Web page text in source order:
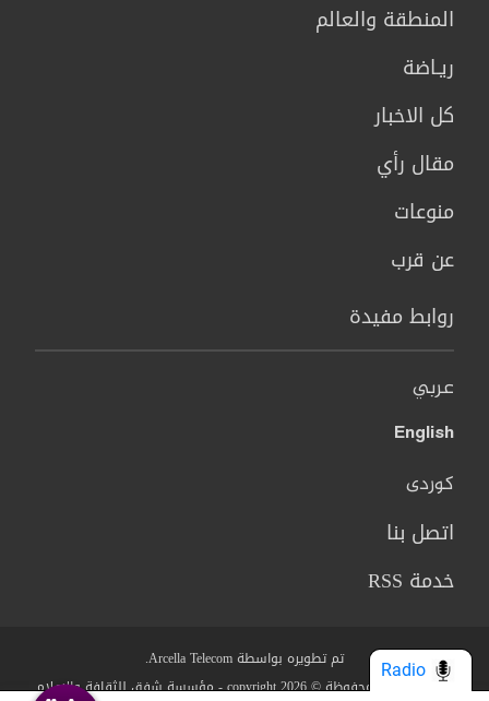
المنطقة والعالم
ريـاضة
كل الاخبار
مقال رأي
منوعات
عن قرب
روابط مفيدة
عربي
English
کوردی
اتصل بنا
خدمة RSS
تم تطويره بواسطة Arcella Telecom.
جميع الحقوق محفوظة © copyright 2026 - مؤسسة شفق للثقافة والاعلام
Radio